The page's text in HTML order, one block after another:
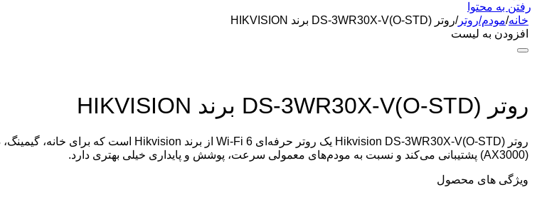
رفتن به محتوا
خانه/مودم/روتر/روتر DS-3WR30X-V(O-STD) برند HIKVISION
افزودن به لیست
روتر DS-3WR30X-V(O-STD) برند HIKVISION
(AX3000) پشتیبانی می‌کند و نسبت به مودم‌های معمولی سرعت، پوشش و پایداری خیلی بهتری دارد.
ویژگی های محصول